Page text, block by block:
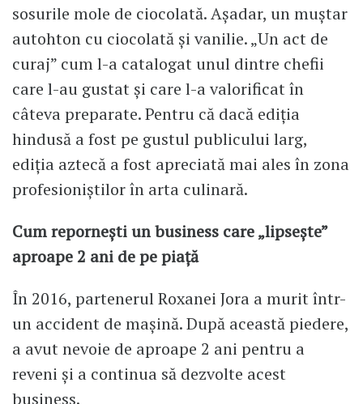
sosurile mole de ciocolată. Așadar, un muștar
autohton cu ciocolată și vanilie. „Un act de
curaj” cum l-a catalogat unul dintre chefii
care l-au gustat și care l-a valorificat în
câteva preparate. Pentru că dacă ediția
hindusă a fost pe gustul publicului larg,
ediția aztecă a fost apreciată mai ales în zona
profesioniștilor în arta culinară.
Cum repornești un business care „lipsește”
aproape 2 ani de pe piață
În 2016, partenerul Roxanei Jora a murit într-
un accident de mașină. După această piedere,
a avut nevoie de aproape 2 ani pentru a
reveni și a continua să dezvolte acest
business.